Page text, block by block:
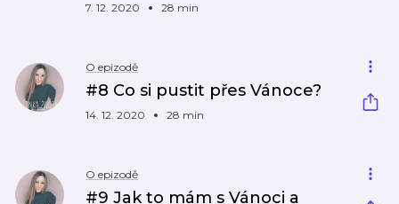
7. 12. 2020 28 min
O epizodě
#8 Co si pustit přes Vánoce?
14. 12. 2020 28 min
O epizodě
#9 Jak to mám s Vánoci a